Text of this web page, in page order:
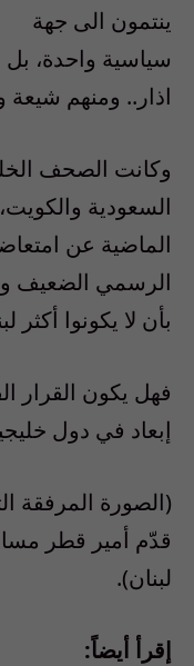
ينتمون الى جهة
اذار.. ومنهم
وكانت الصحف
السعودية
الماضية عن
الرسمي الضعيف
بأن لا يكونوا أكثر
فهل يكون القرار
إبعاد في دول
قدّم أمير قطر
لبنان).
إقرأ أيضاً: